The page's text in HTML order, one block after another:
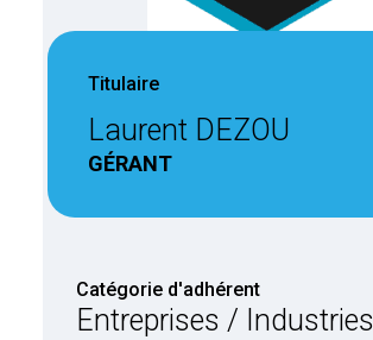
Titulaire
Laurent DEZOU
GÉRANT
Catégorie d'adhérent
Entreprises / Industries